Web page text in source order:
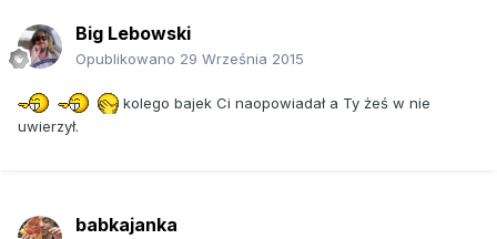
Big Lebowski
Opublikowano 29 Września 2015
kolego bajek Ci naopowiadał a Ty żeś w nie
uwierzył.
babkajanka